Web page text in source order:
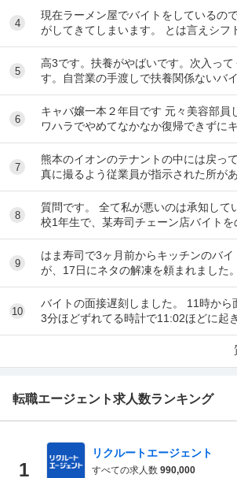
4
現在ラーメン屋でバイトをしているの
がしてきてしまいます。 とは言えシフ
うとあまり稼げないのでバイトを変え
5
高3です。扶養がやばいです。次入って
す。自営業の手渡しで扶養関係ないバ
い。大阪市です
6
キャバ嬢一本２年目です 元々美容部員
ワハラでやめてなかなか復帰できずに
昼間の仕事復帰したいのですが、また
7
熊本のイオンのテナントの中には戻っ
真に撮るよう従業員が指示された所が
事実ですか。テナント名は分かります
8
質問です。 全て私が悪いのは承知して
校1年生で、某寿司チェーン店バイトを
た。面接をし、その場で採用をもらい
9
はま寿司で3ヶ月前からキッチンのバ
が、17日にネタの解凍を頼まれました
が、ネタを出し冷蔵庫にいれてる時に
10
バイトの面接遅刻しました。 11時から
3分ほどずれてる時計で11:02ほどに起
マホの充電が切れていて、とりあえ...
転職エージェント求人数ランキング
1
リクルートエージェント
すべての求人数 990,000